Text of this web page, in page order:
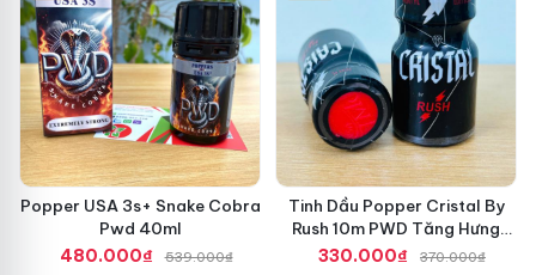
Popper USA 3s+ Snake Cobra
Pwd 40ml
480.000₫
539.000₫
Tinh Dầu Popper Cristal By
Rush 10m PWD Tăng Hưng
Phấn Cho Top Bot
330.000₫ 370.000₫